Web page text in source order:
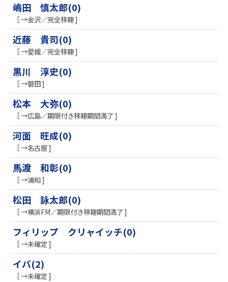
嶋田 慎太郎(0)
［ →金沢／完全移籍 ]
近藤 貴司(0)
［ →愛媛／完全移籍 ]
黒川 淳史(0)
［ →磐田 ]
松本 大弥(0)
［ →広島／期限付き移籍期間満了 ]
河面 旺成(0)
［ →名古屋 ]
馬渡 和彰(0)
［ →浦和 ]
松田 詠太郎(0)
［ →横浜FM／期限付き移籍期間満了 ]
フィリップ クリャイッチ(0)
［ →未確定 ]
イバ(2)
［ →未確定 ]